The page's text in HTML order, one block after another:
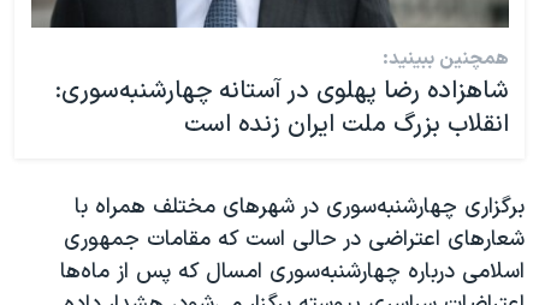
همچنین ببینید:
شاهزاده رضا پهلوی در آستانه چهارشنبه‌سوری:
انقلاب بزرگ ملت ایران زنده است
برگزاری چهارشنبه‌سوری در شهرهای مختلف همراه با
شعارهای اعتراضی در حالی است که مقامات جمهوری
اسلامی درباره چهارشنبه‌سوری امسال که پس از ماه‌ها